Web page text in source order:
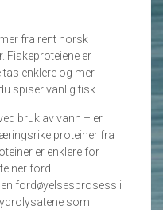
fra rent norsk
Fiskeproteiene er
enklere og mer
spiser vanlig fisk.
bruk av vann – er
proteiner fra
er enklere for
fordi
fordøyelsesprosess i
som